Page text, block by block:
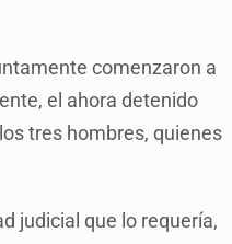
comenzaron a
el ahora detenido
tres hombres, quienes
judicial que lo requería,